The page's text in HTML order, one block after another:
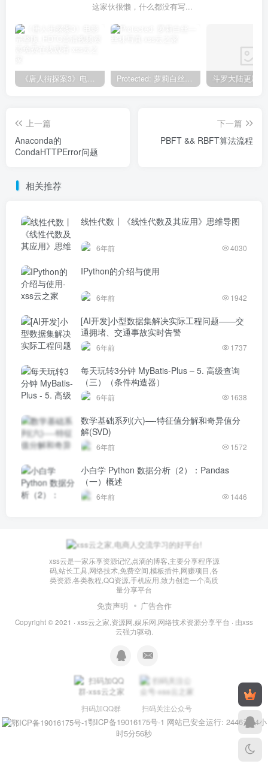
这家伙很懒，什么都没有写...
《唐人街探案3》电影完整版_HDTC高清视频资源免费在线观看 Protected: 萝莉白丝—丝袜写真
上一篇
Anaconda的
CondaHTTPError问题
下一篇
PBFT && RBFT算法流程
相关推荐
线性代数丨《线性代数及其应用》思维导图
6年前 4030
IPython的介绍与使用
6年前 1942
[AI开发]小型数据集解决实际工程问题——交
通拥堵、交通事故实时告警
6年前 1737
每天玩转3分钟 MyBatis-Plus – 5. 高级查询
（三）（条件构造器）
6年前 1638
数学基础系列(六)—-特征值分解和奇异值分
解(SVD)
6年前 1572
小白学 Python 数据分析（2）：Pandas
（一）概述
6年前 1446
xss云是一家乐享资源记忆点滴的博客,主要分享程序源
码,站长工具,网络技术,免费空间,模板插件,网赚项目,各
类资源,各类教程,QQ资源,手机应用,致力创造一个高质
量分享平台
免责声明 广告合作
Copyright © 2021 · xss云之家,资源网,娱乐网,网络技术资源分享平台 · 由xss
云强力驱动.
扫码加QQ群 扫码关注公众号
鄂ICP备19016175号-1 网站已安全运行: 2446天14小
时5分57秒